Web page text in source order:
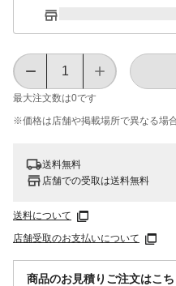
最大注文数は0です
※価格は​店舗や​掲載場所で​異なる​場
送料無料
店舗での受取は送料無料
送料について
店舗受取のお支払いについて
商品のお見積りご注文はこち